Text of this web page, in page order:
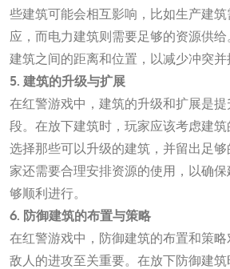
些建筑可能会相互影响，比如生产建
应，而电力建筑则需要足够的资源供
建筑之间的距离和位置，以减少冲突并
5. 建筑的升级与扩展
在红警游戏中，建筑的升级和扩展是
段。在放下建筑时，玩家应该考虑建筑
选择那些可以升级的建筑，并留出足
家还需要合理安排资源的使用，以确
够顺利进行。
6. 防御建筑的布置与策略
在红警游戏中，防御建筑的布置和策
敌人的进攻至关重要。在放下防御建